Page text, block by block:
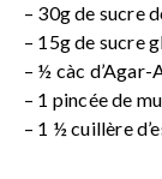
– 30g de sucre
– 15g de sucre
– ½ càc d’Agar-
– 1 pincée de
– 1 ½ cuillère